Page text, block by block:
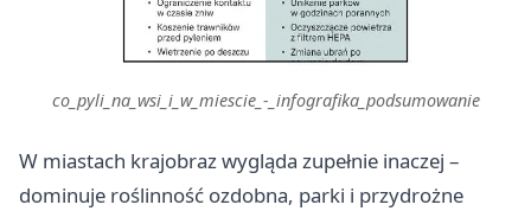
co_pyli_na_wsi_i_w_miescie_-_infografika_podsumowanie
W miastach krajobraz wygląda zupełnie inaczej –
dominuje roślinność ozdobna, parki i przydrożne